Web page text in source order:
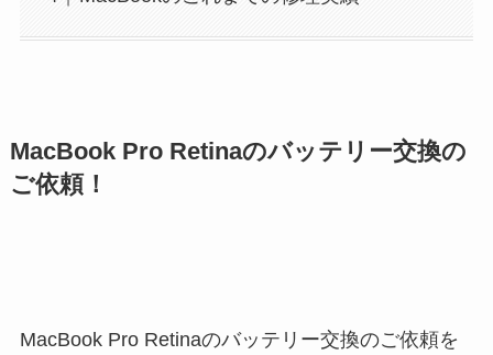
MacBook Pro Retinaのバッテリー交換の
ご依頼！
MacBook Pro Retinaのバッテリー交換のご依頼を